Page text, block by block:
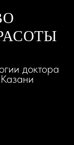
доктора